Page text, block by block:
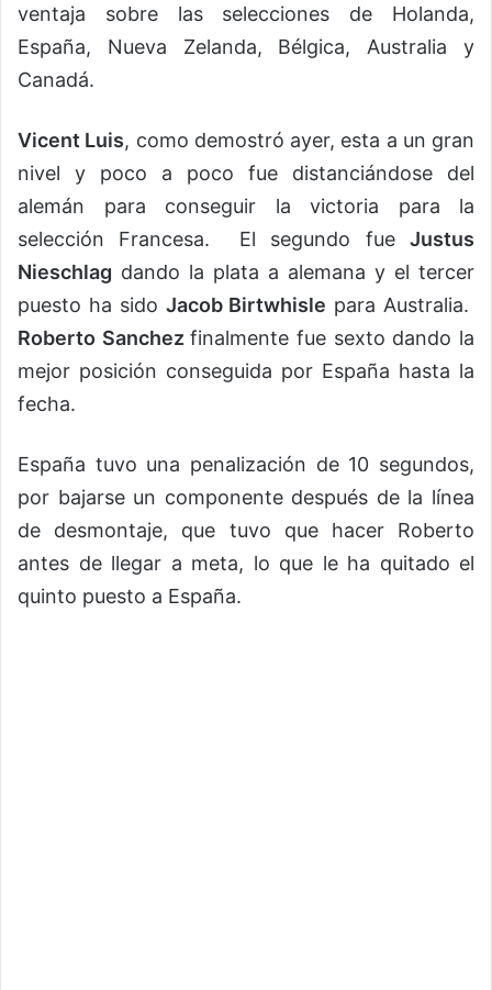
ventaja sobre las selecciones de Holanda,
España, Nueva Zelanda, Bélgica, Australia y
Canadá.
Vicent Luis, como demostró ayer, esta a un gran
nivel y poco a poco fue distanciándose del
alemán para conseguir la victoria para la
selección Francesa. El segundo fue Justus
Nieschlag dando la plata a alemana y el tercer
puesto ha sido Jacob Birtwhisle para Australia.
Roberto Sanchezfinalmente fue sexto dando la
mejor posición conseguida por España hasta la
fecha.
España tuvo una penalización de 10 segundos,
por bajarse un componente después de la línea
de desmontaje, que tuvo que hacer Roberto
antes de llegar a meta, lo que le ha quitado el
quinto puesto a España.